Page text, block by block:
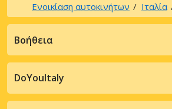
Ενοικίαση αυτοκινήτων Ιταλία
Βοήθεια
DoYouItaly